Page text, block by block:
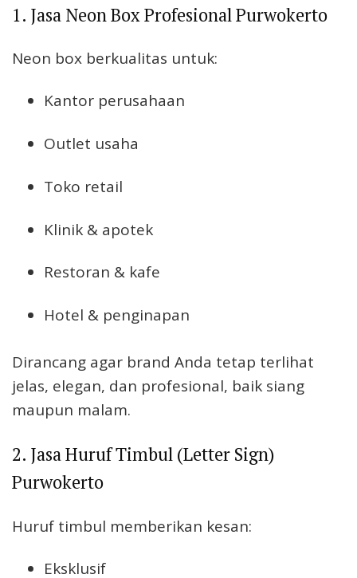
1. Jasa Neon Box Profesional Purwokerto
Neon box berkualitas untuk:
Kantor perusahaan
Outlet usaha
Toko retail
Klinik & apotek
Restoran & kafe
Hotel & penginapan
Dirancang agar brand Anda tetap terlihat
jelas, elegan, dan profesional, baik siang
maupun malam.
2. Jasa Huruf Timbul (Letter Sign)
Purwokerto
Huruf timbul memberikan kesan:
Eksklusif